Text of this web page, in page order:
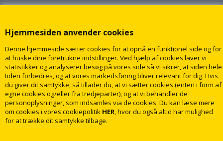
Hjemmesiden anvender cookies
Denne hjemmeside sætter cookies for at opnå en funktionel side og for
at huske dine foretrukne indstillinger. Ved hjælp af cookies laver vi
statistikker og analyserer besøg på vores side så vi sikrer, at siden hele
tiden forbedres, og at vores markedsføring bliver relevant for dig. Hvis
du giver dit samtykke, så tillader du, at vi sætter cookies (enten i form af
egne cookies og/eller fra tredjeparter), og at vi behandler de
personoplysninger, som indsamles via de cookies. Du kan læse mere
om cookies i vores cookiepolitik HER, hvor du også altid har mulighed
for at trække dit samtykke tilbage.